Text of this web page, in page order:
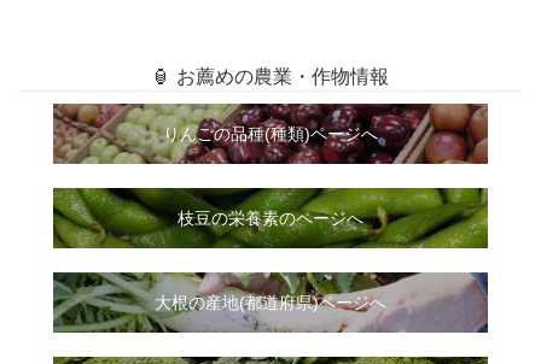
🏮 お薦めの農業・作物情報
りんごの品種(種類)ページへ
枝豆の栄養素のページへ
大根の産地(都道府県)ページへ